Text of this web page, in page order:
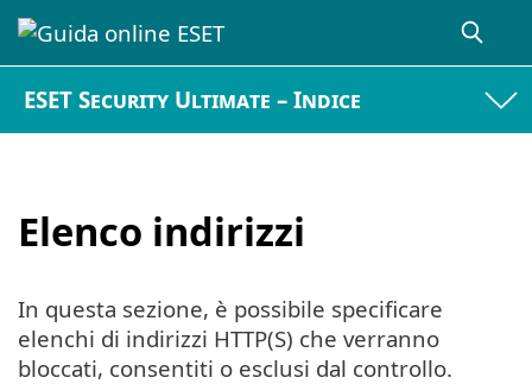
ESET Security Ultimate – Indice
Elenco indirizzi
In questa sezione, è possibile specificare
elenchi di indirizzi HTTP(S) che verranno
bloccati, consentiti o esclusi dal controllo.